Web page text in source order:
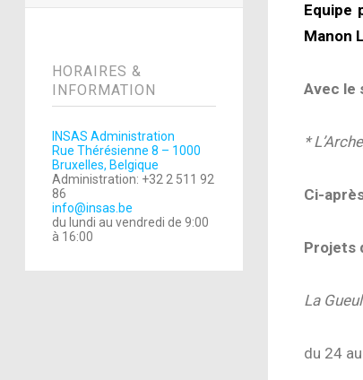
HORAIRES &
INFORMATION
INSAS Administration
Rue Thérésienne 8 – 1000
Bruxelles, Belgique
Administration: +32 2 511 92
86
info@insas.be
du lundi au vendredi de 9:00
à 16:00
Equipe
Manon
Avec le
*
Ci-
Projets
La
du 24